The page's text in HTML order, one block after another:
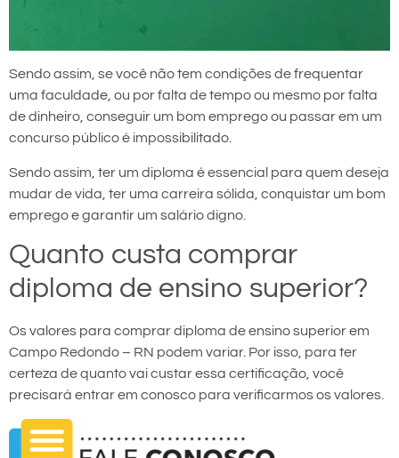
Sendo assim, se você não tem condições de frequentar
uma faculdade, ou por falta de tempo ou mesmo por falta
de dinheiro, conseguir um bom emprego ou passar em um
concurso público é impossibilitado.
Sendo assim, ter um diploma é essencial para quem deseja
mudar de vida, ter uma carreira sólida, conquistar um bom
emprego e garantir um salário digno.
Quanto custa comprar
diploma de ensino superior?
Os valores para comprar diploma de ensino superior em
Campo Redondo – RN podem variar. Por isso, para ter
certeza de quanto vai custar essa certificação, você
precisará entrar em conosco para verificarmos os valores.